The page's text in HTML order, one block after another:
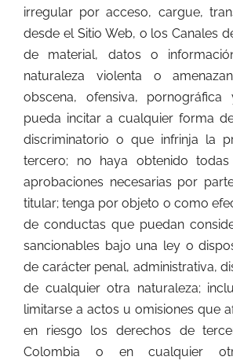
irregular por acceso, cargue,
desde el Sitio Web, o los Canales
de material, datos o
naturaleza violenta o
obscena, ofensiva,
pueda incitar a cualquier forma
discriminatorio o que infrinja la
tercero; no haya obtenido
aprobaciones necesarias por
titular; tenga por objeto o como
de conductas que puedan
sancionables bajo una ley o
de carácter penal, administrativa,
de cualquier otra naturaleza;
limitarse a actos u omisiones que
en riesgo los derechos de
Colombia o en cualquier